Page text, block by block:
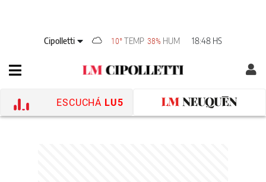
Cipolletti 10° TEMP 38% HUM 18:48 HS
ESCUCHÁ LU5